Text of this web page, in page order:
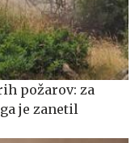
požarov: za
je zanetil